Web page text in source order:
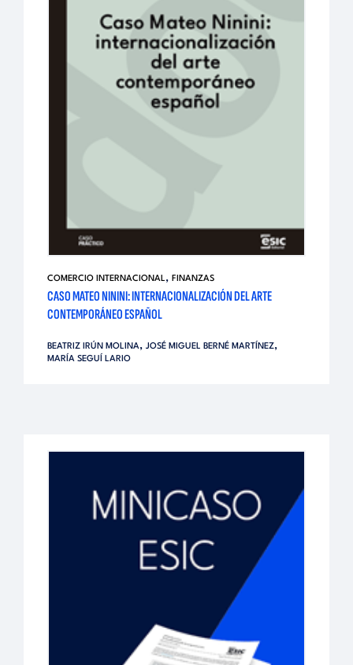
COMERCIO INTERNACIONAL, FINANZAS
CASO MATEO NININI: INTERNACIONALIZACIÓN DEL ARTE
CONTEMPORÁNEO ESPAÑOL
BEATRIZ IRÚN MOLINA, JOSÉ MIGUEL BERNÉ MARTÍNEZ,
MARÍA SEGUÍ LARIO